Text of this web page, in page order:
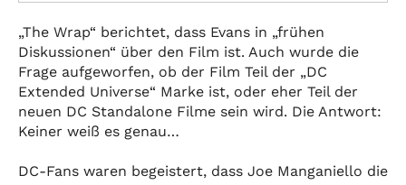
„The Wrap“ berichtet, dass Evans in „frühen
Diskussionen“ über den Film ist. Auch wurde die
Frage aufgeworfen, ob der Film Teil der „DC
Extended Universe“ Marke ist, oder eher Teil der
neuen DC Standalone Filme sein wird. Die Antwort:
Keiner weiß es genau…
DC-Fans waren begeistert, dass Joe Manganiello die